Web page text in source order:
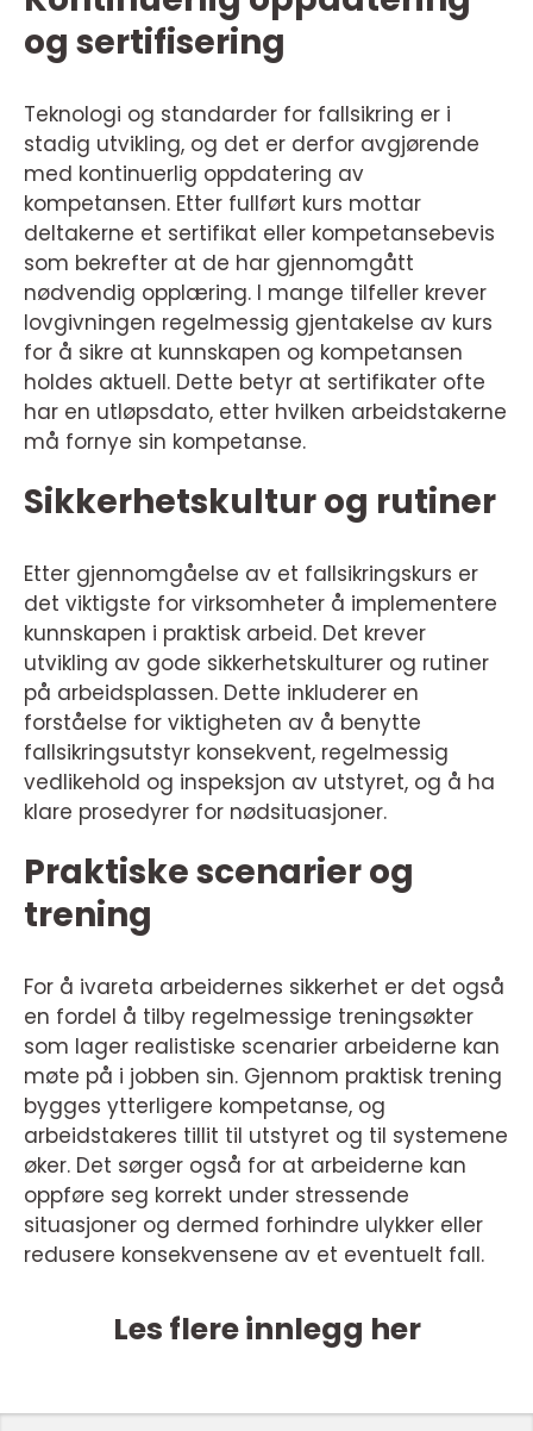
og sertifisering
Teknologi og standarder for fallsikring er i
stadig utvikling, og det er derfor avgjørende
med kontinuerlig oppdatering av
kompetansen. Etter fullført kurs mottar
deltakerne et sertifikat eller kompetansebevis
som bekrefter at de har gjennomgått
nødvendig opplæring. I mange tilfeller krever
lovgivningen regelmessig gjentakelse av kurs
for å sikre at kunnskapen og kompetansen
holdes aktuell. Dette betyr at sertifikater ofte
har en utløpsdato, etter hvilken arbeidstakerne
må fornye sin kompetanse.
Sikkerhetskultur og rutiner
Etter gjennomgåelse av et fallsikringskurs er
det viktigste for virksomheter å implementere
kunnskapen i praktisk arbeid. Det krever
utvikling av gode sikkerhetskulturer og rutiner
på arbeidsplassen. Dette inkluderer en
forståelse for viktigheten av å benytte
fallsikringsutstyr konsekvent, regelmessig
vedlikehold og inspeksjon av utstyret, og å ha
klare prosedyrer for nødsituasjoner.
Praktiske scenarier og
trening
For å ivareta arbeidernes sikkerhet er det også
en fordel å tilby regelmessige treningsøkter
som lager realistiske scenarier arbeiderne kan
møte på i jobben sin. Gjennom praktisk trening
bygges ytterligere kompetanse, og
arbeidstakeres tillit til utstyret og til systemene
øker. Det sørger også for at arbeiderne kan
oppføre seg korrekt under stressende
situasjoner og dermed forhindre ulykker eller
redusere konsekvensene av et eventuelt fall.
Les flere innlegg her